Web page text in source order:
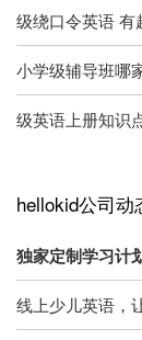
级绕口令英语 有
小学级辅导班哪
级英语上册知识
hellokid公司动
独家定制学习计
线上少儿英语，